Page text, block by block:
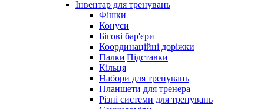
Інвентар для тренувань
Фішки
Конуси
Бігові бар'єри
Координаційні доріжки
Палки|Підставки
Кільця
Набори для тренувань
Планшети для тренера
Різні системи для тренувань